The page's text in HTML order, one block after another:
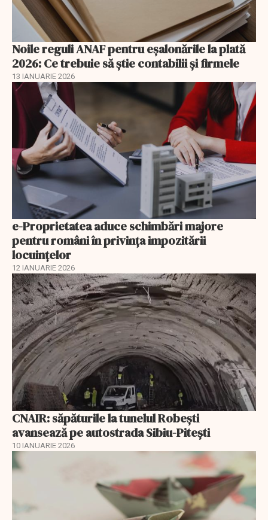
Noile reguli ANAF pentru eşalonările la plată
2026: Ce trebuie să știe contabilii și firmele
13 IANUARIE 2026
e-Proprietatea aduce schimbări majore
pentru români în privinţa impozitării
locuințelor
12 IANUARIE 2026
CNAIR: săpăturile la tunelul Robești
avansează pe autostrada Sibiu-Pitești
10 IANUARIE 2026